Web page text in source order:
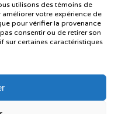
utilisons des témoins de
votre expérience de
pour vérifier la provenance
consentir ou de retirer son
sur certaines caractéristiques
l’élève